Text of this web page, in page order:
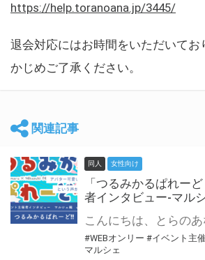
https://help.toranoana.jp/3445/
退会対応にはお時間をいただいてお
かじめご了承ください。
関連記事
同人 女性向け
「つるみかるぱれーど
者インタビュー-マル
#WEBオンリー #イベント主
マルシェ